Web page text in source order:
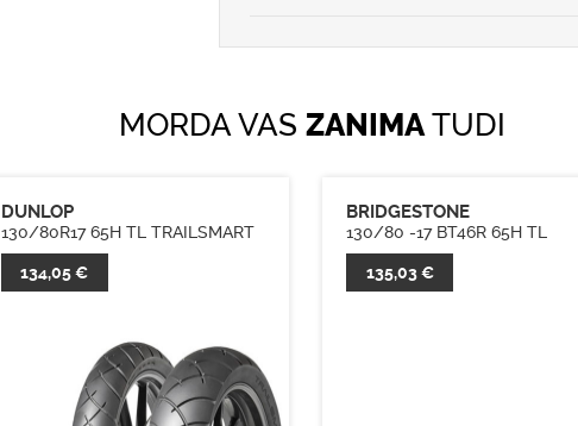
MORDA VAS ZANIMATUDI
DUNLOP
130/80R17 65H TL TRAILSMART
134,05 €
BRIDGESTONE
130/80 -17 BT46R 65H TL
135,03 €